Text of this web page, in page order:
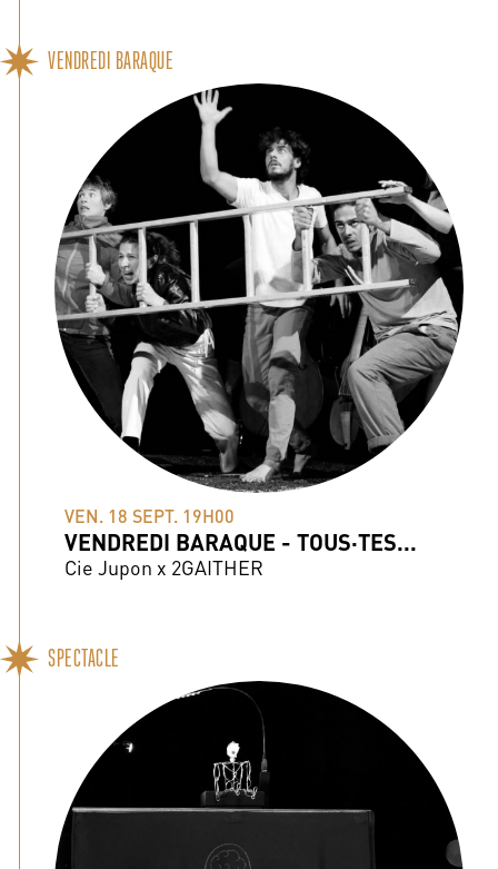
VENDREDI BARAQUE
VEN. 18 SEPT. 19H00
VENDREDI BARAQUE - TOUS·TES...
Cie Jupon x 2GAITHER
SPECTACLE